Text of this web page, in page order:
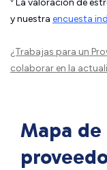
La valoración de
y nuestra encuesta
¿Trabajas para un
colaborar en la
Mapa